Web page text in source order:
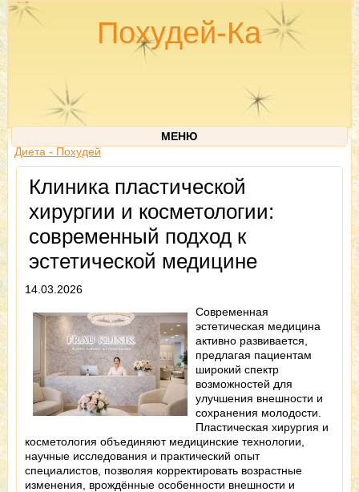
Похудей-Ка
МЕНЮ
Диета - Похудей
Клиника пластической
хирургии и косметологии:
современный подход к
эстетической медицине
14.03.2026
Современная
эстетическая медицина
активно развивается,
предлагая пациентам
широкий спектр
возможностей для
улучшения внешности и
сохранения молодости.
Пластическая хирургия и
косметология объединяют медицинские технологии,
научные исследования и практический опыт
специалистов, позволяя корректировать возрастные
изменения, врождённые особенности внешности и